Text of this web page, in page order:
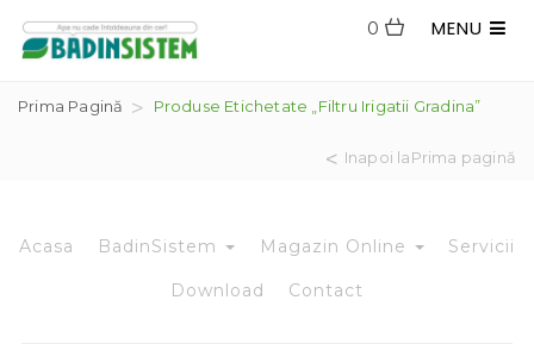
MENU
0
Prima Pagină Produse Etichetate „filtru Irigatii Gradina”
Inapoi laPrima pagină
Acasa BadinSistem Magazin Online Servicii
Download Contact